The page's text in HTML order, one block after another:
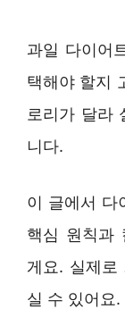
과일 다이어
택해야 할지
로리가 달라
니다.
이 글에서 다
핵심 원칙과
게요. 실제로
실 수 있어요.